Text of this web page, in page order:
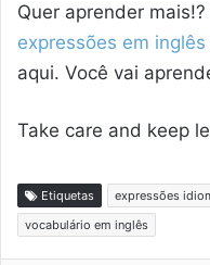
Quer aprender
expressões em inglês
aqui. Você vai
Take care and keep
Etiquetas expressões
vocabulário em inglês